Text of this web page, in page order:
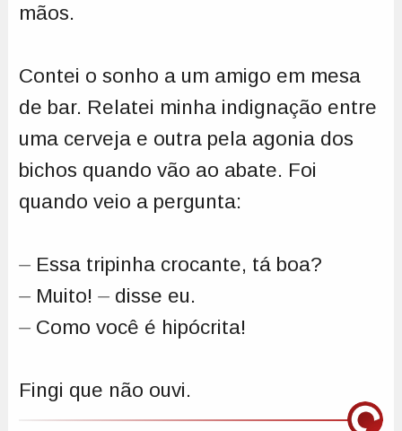
mãos.
Contei o sonho a um amigo em mesa
de bar. Relatei minha indignação entre
uma cerveja e outra pela agonia dos
bichos quando vão ao abate. Foi
quando veio a pergunta:
⏤ Essa tripinha crocante, tá boa?
⏤ Muito! ⏤ disse eu.
⏤ Como você é hipócrita!
Fingi que não ouvi.